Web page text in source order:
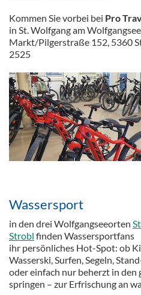
Kommen Sie vorbei bei Pro
in St. Wolfgang am Wolfgangsee
Markt/Pilgerstraße 152, 5360
2525
Wassersport
in den drei Wolfgangseeorten
Strobl finden Wassersportfans
ihr persönliches Hot-Spot: ob
Wasserski, Surfen, Segeln,
oder einfach nur beherzt in den
springen – zur Erfrischung an